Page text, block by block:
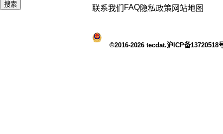
搜索 联系我们 FAQ隐私政策 网站地图
©2016-2026 tecdat.沪ICP备13720518